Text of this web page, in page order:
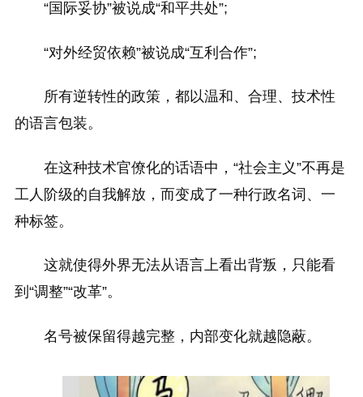
“国际妥协”被说成“和平共处”;
“对外经贸依赖”被说成“互利合作”;
所有逆转性的政策，都以温和、合理、技术性
的语言包装。
在这种技术官僚化的话语中，“社会主义”不再是
工人阶级的自我解放，而变成了一种行政名词、一
种标签。
这就使得外界无法从语言上看出背叛，只能看
到“调整”“改革”。
名号被保留得越完整，内部变化就越隐蔽。